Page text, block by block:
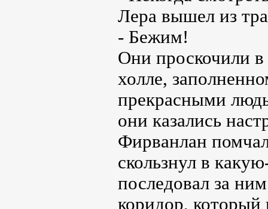
Лера вышел из
- Бежим!
Они проскочили в
холле,
прекрасными
они казались
Фирванлан
скользнул в
последовал за
коридор, который